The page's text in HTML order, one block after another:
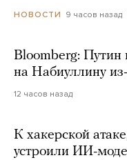
НОВОСТИ 9 часов назад
Bloomberg: Путин
на Набиуллину
12 часов назад
К хакерской
устроили ИИ-